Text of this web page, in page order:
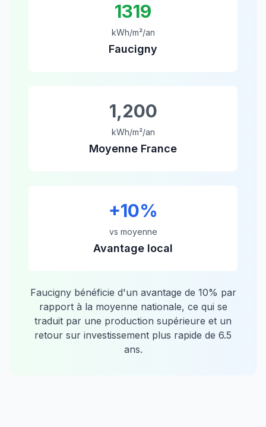
1319
kWh/m²/an
Faucigny
1,200
kWh/m²/an
Moyenne France
+10%
vs moyenne
Avantage local
Faucignybénéficie d'un avantage de 10% par
rapport à la moyenne nationale, ce qui se
traduit par une production supérieure et un
retour sur investissement plus rapide de 6.5
ans.